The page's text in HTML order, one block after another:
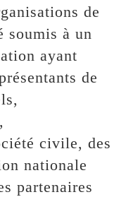
de
soumis à un
ayant
de
civile, des
nationale
partenaires